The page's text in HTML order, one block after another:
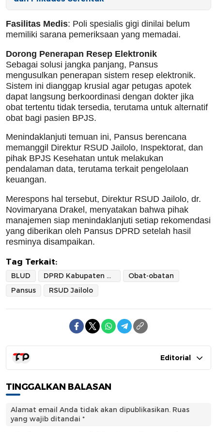
Fasilitas Medis: Poli spesialis gigi dinilai belum
memiliki sarana pemeriksaan yang memadai.
Dorong Penerapan Resep Elektronik
Sebagai solusi jangka panjang, Pansus
mengusulkan penerapan sistem resep elektronik.
Sistem ini dianggap krusial agar petugas apotek
dapat langsung berkoordinasi dengan dokter jika
obat tertentu tidak tersedia, terutama untuk alternatif
obat bagi pasien BPJS.
Menindaklanjuti temuan ini, Pansus berencana
memanggil Direktur RSUD Jailolo, Inspektorat, dan
pihak BPJS Kesehatan untuk melakukan
pendalaman data, terutama terkait pengelolaan
keuangan.
Merespons hal tersebut, Direktur RSUD Jailolo, dr.
Novimaryana Drakel, menyatakan bahwa pihak
manajemen siap menindaklanjuti setiap rekomendasi
yang diberikan oleh Pansus DPRD setelah hasil
resminya disampaikan.
Tag Terkait:
BLUD DPRD Kabupaten Halmahera Barat
Obat-obatan
Pansus
RSUD Jailolo
Editorial
TINGGALKAN BALASAN
Alamat email Anda tidak akan dipublikasikan. Ruas
yang wajib ditandai *